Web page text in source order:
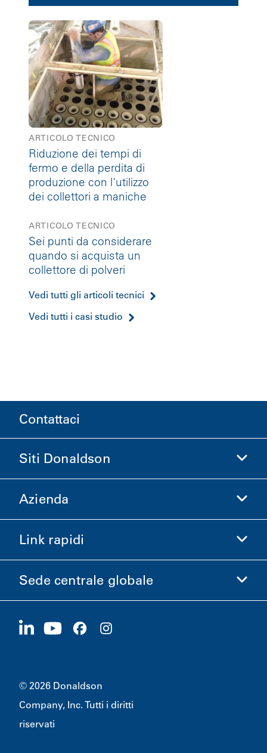
ARTICOLO TECNICO
Riduzione dei tempi di
fermo e della perdita di
produzione con l'utilizzo
dei collettori a maniche
ARTICOLO TECNICO
Sei punti da considerare
quando si acquista un
collettore di polveri
Vedi tutti gli articoli tecnici
Vedi tutti i casi studio
Contattaci
Siti Donaldson
Donaldson Life Sciences
Azienda
Informazioni aziendali
Carriere
Link rapidi
Investitori
Sostenibilità
Sede centrale globale
1400 W 94th Street
© 2026 Donaldson
Company, Inc. Tutti i diritti
riservati